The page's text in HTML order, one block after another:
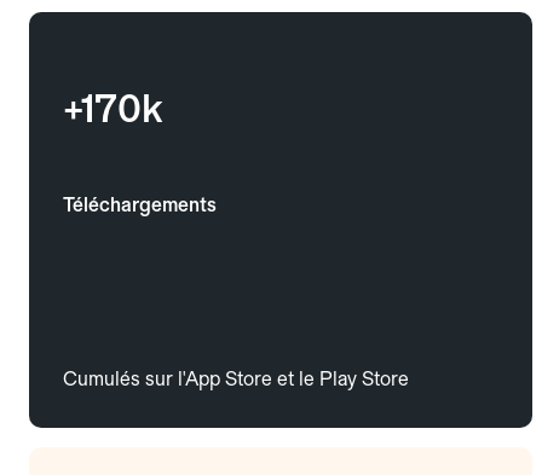
+170k
Téléchargements
Cumulés sur l'App Store et le Play Store